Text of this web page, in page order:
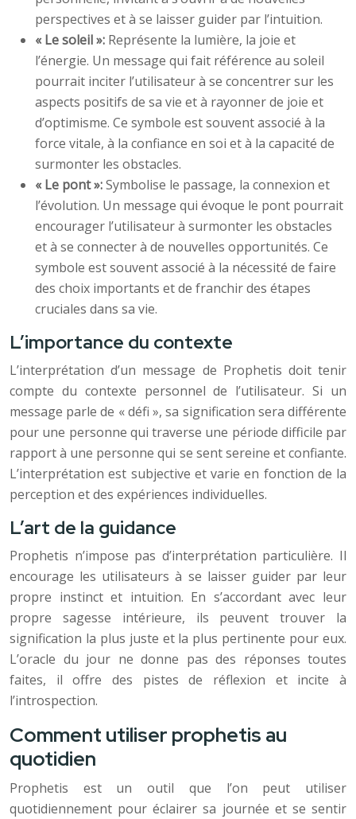
perspectives et à se laisser guider par l’intuition.
« Le soleil »: Représente la lumière, la joie et
l’énergie. Un message qui fait référence au soleil
pourrait inciter l’utilisateur à se concentrer sur les
aspects positifs de sa vie et à rayonner de joie et
d’optimisme. Ce symbole est souvent associé à la
force vitale, à la confiance en soi et à la capacité de
surmonter les obstacles.
« Le pont »:Symbolise le passage, la connexion et
l’évolution. Un message qui évoque le pont pourrait
encourager l’utilisateur à surmonter les obstacles
et à se connecter à de nouvelles opportunités. Ce
symbole est souvent associé à la nécessité de faire
des choix importants et de franchir des étapes
cruciales dans sa vie.
L’importance du contexte
L’interprétation d’un message de Prophetis doit tenir
compte du contexte personnel de l’utilisateur. Si un
message parle de « défi », sa signification sera différente
pour une personne qui traverse une période difficile par
rapport à une personne qui se sent sereine et confiante.
L’interprétation est subjective et varie en fonction de la
perception et des expériences individuelles.
L’art de la guidance
Prophetis n’impose pas d’interprétation particulière. Il
encourage les utilisateurs à se laisser guider par leur
propre instinct et intuition. En s’accordant avec leur
propre sagesse intérieure, ils peuvent trouver la
signification la plus juste et la plus pertinente pour eux.
L’oracle du jour ne donne pas des réponses toutes
faites, il offre des pistes de réflexion et incite à
l’introspection.
Comment utiliser prophetis au
quotidien
Prophetis est un outil que l’on peut utiliser
quotidiennement pour éclairer sa journée et se sentir